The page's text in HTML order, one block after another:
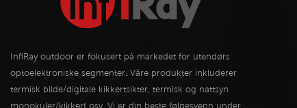
InfiRay outdoor er fokusert på markedet for utendørs
optoelektroniske segmenter. Våre produkter inkluderer
termisk bilde/digitale kikkertsikter, termisk og nattsyn
monokuler/kikkert osv. Vi er din beste følgesvenn under